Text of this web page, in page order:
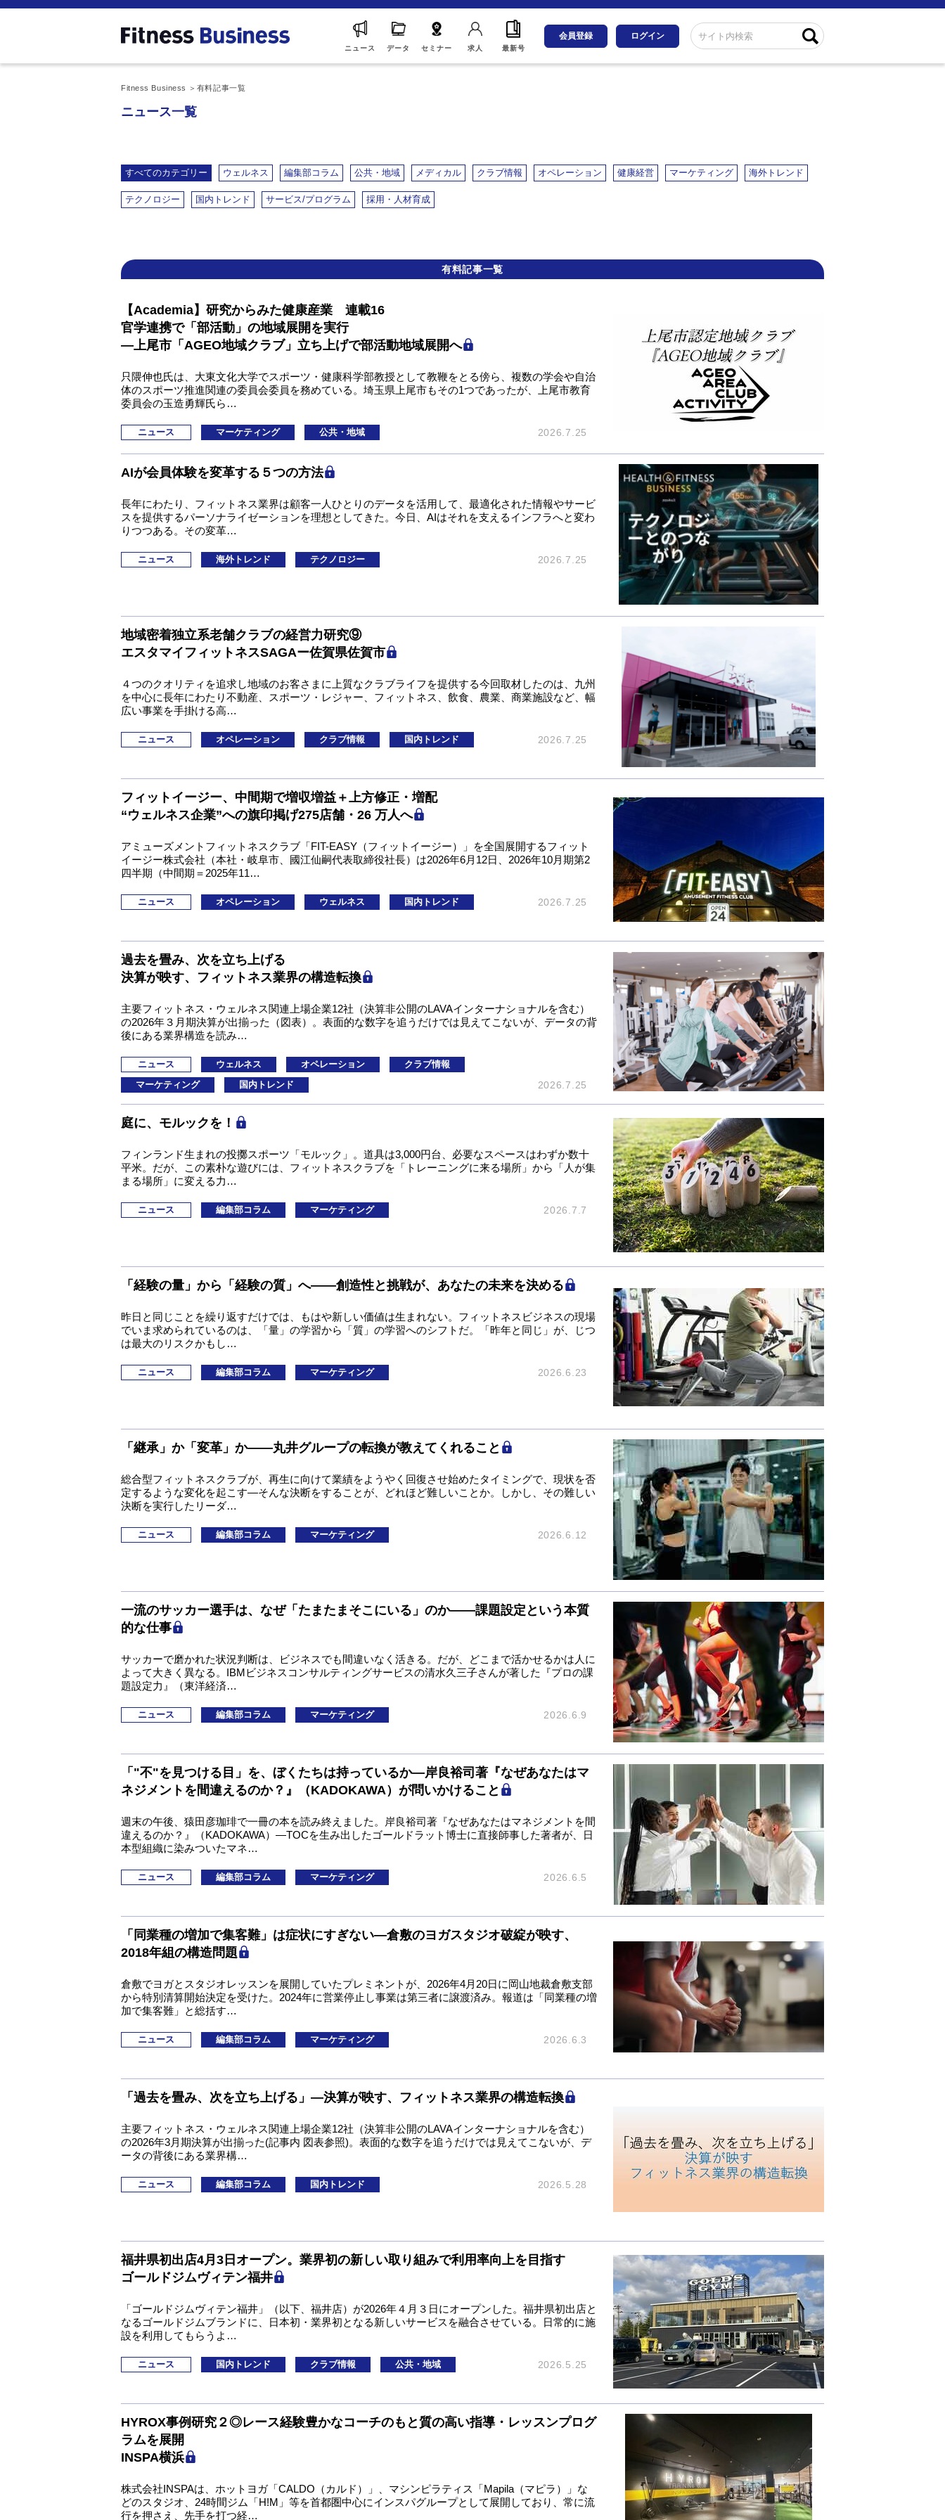
ニュース データ セミナー 求人 最新号
会員登録 ログイン
Fitness Business 有料記事一覧
ニュース一覧
すべてのカテゴリー ウェルネス 編集部コラム 公共・地域 メディカル クラブ情報 オペレーション 健康経営 マーケティング 海外トレンド
テクノロジー 国内トレンド サービス/プログラム 採用・人材育成
有料記事一覧
【Academia】研究からみた健康産業 連載16
官学連携で「部活動」の地域展開を実行
―上尾市「AGEO地域クラブ」立ち上げで部活動地域展開へ
只隈伸也氏は、大東文化大学でスポーツ・健康科学部教授として教鞭をとる傍ら、複数の学会や自治
体のスポーツ推進関連の委員会委員を務めている。埼玉県上尾市もその1つであったが、上尾市教育
委員会の玉造勇輝氏ら…
ニュース マーケティング 公共・地域 2026.7.25
AIが会員体験を変革する５つの方法
長年にわたり、フィットネス業界は顧客一人ひとりのデータを活用して、最適化された情報やサービ
スを提供するパーソナライゼーションを理想としてきた。今日、AIはそれを支えるインフラへと変わ
りつつある。その変革…
ニュース 海外トレンド テクノロジー 2026.7.25
地域密着独立系老舗クラブの経営力研究⑨
エスタマイフィットネスSAGAー佐賀県佐賀市
４つのクオリティを追求し地域のお客さまに上質なクラブライフを提供する今回取材したのは、九州
を中心に長年にわたり不動産、スポーツ・レジャー、フィットネス、飲食、農業、商業施設など、幅
広い事業を手掛ける高…
ニュース オペレーション クラブ情報 国内トレンド 2026.7.25
フィットイージー、中間期で増収増益＋上方修正・増配
“ウェルネス企業”への旗印掲げ275店舗・26 万人へ
アミューズメントフィットネスクラブ「FIT-EASY（フィットイージー）」を全国展開するフィット
イージー株式会社（本社・岐阜市、國江仙嗣代表取締役社長）は2026年6月12日、2026年10月期第2
四半期（中間期＝2025年11…
ニュース オペレーション ウェルネス 国内トレンド 2026.7.25
過去を畳み、次を立ち上げる
決算が映す、フィットネス業界の構造転換
主要フィットネス・ウェルネス関連上場企業12社（決算非公開のLAVAインターナショナルを含む）
の2026年３月期決算が出揃った（図表）。表面的な数字を追うだけでは見えてこないが、データの背
後にある業界構造を読み…
ニュース ウェルネス オペレーション
クラブ情報
マーケティング
国内トレンド 2026.7.25
庭に、モルックを！
フィンランド生まれの投擲スポーツ「モルック」。道具は3,000円台、必要なスペースはわずか数十
平米。だが、この素朴な遊びには、フィットネスクラブを「トレーニングに来る場所」から「人が集
まる場所」に変える力…
ニュース 編集部コラム マーケティング 2026.7.7
「経験の量」から「経験の質」へ――創造性と挑戦が、あなたの未来を決める
昨日と同じことを繰り返すだけでは、もはや新しい価値は生まれない。フィットネスビジネスの現場
でいま求められているのは、「量」の学習から「質」の学習へのシフトだ。「昨年と同じ」が、じつ
は最大のリスクかもし…
ニュース 編集部コラム マーケティング 2026.6.23
「継承」か「変革」か―—丸井グループの転換が教えてくれること
総合型フィットネスクラブが、再生に向けて業績をようやく回復させ始めたタイミングで、現状を否
定するような変化を起こす—そんな決断をすることが、どれほど難しいことか。しかし、その難しい
決断を実行したリーダ…
ニュース 編集部コラム マーケティング 2026.6.12
一流のサッカー選手は、なぜ「たまたまそこにいる」のか——課題設定という本質
的な仕事
サッカーで磨かれた状況判断は、ビジネスでも間違いなく活きる。だが、どこまで活かせるかは人に
よって大きく異なる。IBMビジネスコンサルティングサービスの清水久三子さんが著した『プロの課
題設定力』（東洋経済…
ニュース 編集部コラム マーケティング 2026.6.9
「"不"を見つける目」を、ぼくたちは持っているか―岸良裕司著『なぜあなたはマ
ネジメントを間違えるのか？』（KADOKAWA）が問いかけること
週末の午後、猿田彦珈琲で一冊の本を読み終えました。岸良裕司著『なぜあなたはマネジメントを間
違えるのか？』（KADOKAWA）—TOCを生み出したゴールドラット博士に直接師事した著者が、日
本型組織に染みついたマネ…
ニュース 編集部コラム マーケティング 2026.6.5
「同業種の増加で集客難」は症状にすぎない―倉敷のヨガスタジオ破綻が映す、
2018年組の構造問題
倉敷でヨガとスタジオレッスンを展開していたプレミネントが、2026年4月20日に岡山地裁倉敷支部
から特別清算開始決定を受けた。2024年に営業停止し事業は第三者に譲渡済み。報道は「同業種の増
加で集客難」と総括す…
ニュース 編集部コラム マーケティング 2026.6.3
「過去を畳み、次を立ち上げる」―決算が映す、フィットネス業界の構造転換
主要フィットネス・ウェルネス関連上場企業12社（決算非公開のLAVAインターナショナルを含む）
の2026年3月期決算が出揃った(記事内 図表参照)。表面的な数字を追うだけでは見えてこないが、デ
ータの背後にある業界構…
ニュース 編集部コラム 国内トレンド 2026.5.28
福井県初出店4月3日オープン。業界初の新しい取り組みで利用率向上を目指す
ゴールドジムヴィテン福井
「ゴールドジムヴィテン福井」（以下、福井店）が2026年４月３日にオープンした。福井県初出店と
なるゴールドジムブランドに、日本初・業界初となる新しいサービスを融合させている。日常的に施
設を利用してもらうよ…
ニュース 国内トレンド クラブ情報 公共・地域 2026.5.25
HYROX事例研究２◎レース経験豊かなコーチのもと質の高い指導・レッスンプログ
ラムを展開
INSPA横浜
株式会社INSPAは、ホットヨガ「CALDO（カルド）」、マシンピラティス「Mapila（マピラ）」な
どのスタジオ、24時間ジム「H!M」等を首都圏中心にインスパグループとして展開しており、常に流
行を押さえ、先手を打つ経…